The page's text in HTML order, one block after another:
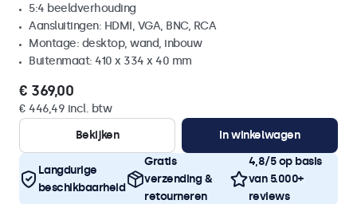
5:4 beeldverhouding
Aansluitingen: HDMI, VGA, BNC, RCA
Montage: desktop, wand, inbouw
Buitenmaat: 410 x 334 x 40 mm
€ 369,00
€ 446,49 incl. btw
Bekijken
In winkelwagen
Langdurige
beschikbaarheid
Gratis
verzending &
retourneren
4,8/5 op basis
van 5.000+
reviews